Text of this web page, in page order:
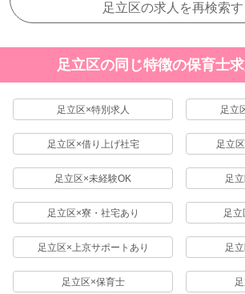
足立区の求人を再検索す
足立区の同じ特徴の保育士
足立区×特別求人 足立
足立区×借り上げ社宅 足立
足立区×未経験OK 足
足立区×寮・社宅あり 足
足立区×上京サポートあり 足
足立区×保育士